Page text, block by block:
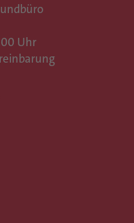
Uhr